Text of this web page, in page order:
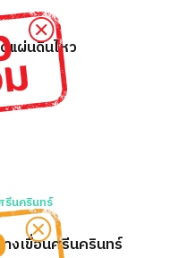
แผ่นดินไหว
งเขื่อนศรีนครินทร์